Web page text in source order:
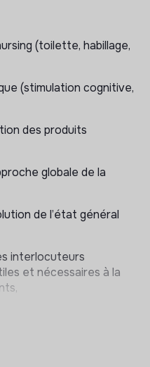
(toilette, habillage,
(stimulation cognitive,
des produits
globale de la
de l’état général
et nécessaires à la
de soins et des
des réunions de